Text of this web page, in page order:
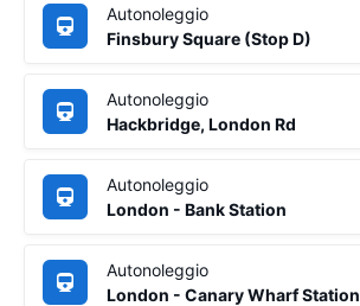
Autonoleggio
Finsbury Square (Stop D)
Autonoleggio
Hackbridge, London Rd
Autonoleggio
London - Bank Station
Autonoleggio
London - Canary Wharf Station